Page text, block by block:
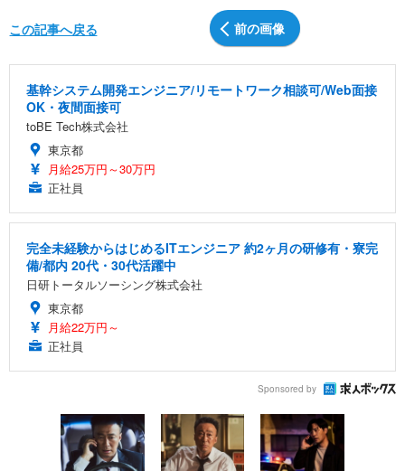
前の画像
この記事へ戻る
基幹システム開発エンジニア/リモートワーク相談可/Web面接
OK・夜間面接可
toBE Tech株式会社
東京都
月給25万円～30万円
正社員
完全未経験からはじめるITエンジニア 約2ヶ月の研修有・寮完
備/都内 20代・30代活躍中
日研トータルソーシング株式会社
東京都
月給22万円～
正社員
Sponsored by